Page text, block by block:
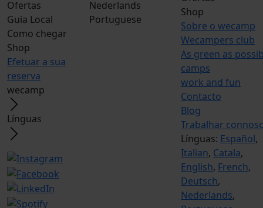
Ofertas
Guia Local
Como chegar
Shop
Efetuar a sua
reserva
wecamp
Línguas
Nederlands
Portuguese
Shop
Sobre o wecamp
Wecampers club
As green as
camps
work and fun
Contacto
Blog
Trabalhar
Línguas: Español,
Italian, Catala,
English, French,
Deutsch,
Nederlands,